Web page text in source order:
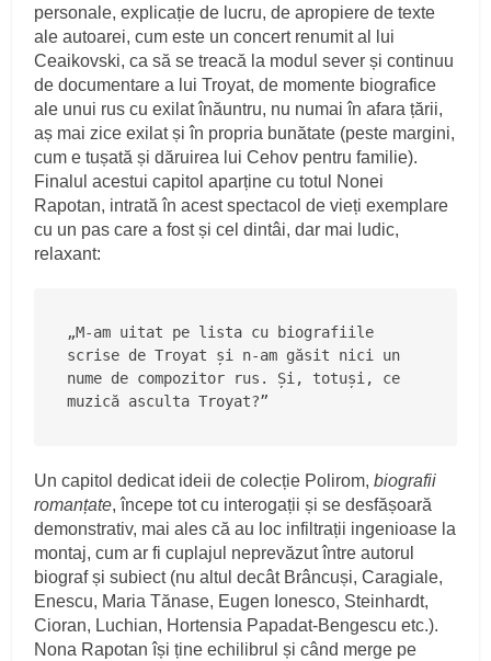
personale, explicație de lucru, de apropiere de texte
ale autoarei, cum este un concert renumit al lui
Ceaikovski, ca să se treacă la modul sever și continuu
de documentare a lui Troyat, de momente biografice
ale unui rus cu exilat înăuntru, nu numai în afara țării,
aș mai zice exilat și în propria bunătate (peste margini,
cum e tușată și dăruirea lui Cehov pentru familie).
Finalul acestui capitol aparține cu totul Nonei
Rapotan, intrată în acest spectacol de vieți exemplare
cu un pas care a fost și cel dintâi, dar mai ludic,
relaxant:
„M-am uitat pe lista cu biografiile
scrise de Troyat și n-am găsit nici un
nume de compozitor rus. Și, totuși, ce
muzică asculta Troyat?”
Un capitol dedicat ideii de colecție Polirom,biografii
romanțate, începe tot cu interogații și se desfășoară
demonstrativ, mai ales că au loc infiltrații ingenioase la
montaj, cum ar fi cuplajul neprevăzut între autorul
biograf și subiect (nu altul decât Brâncuși, Caragiale,
Enescu, Maria Tănase, Eugen Ionesco, Steinhardt,
Cioran, Luchian, Hortensia Papadat-Bengescu etc.).
Nona Rapotan își ține echilibrul și când merge pe